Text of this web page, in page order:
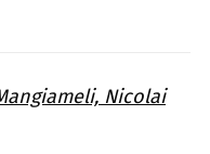
Nicolai